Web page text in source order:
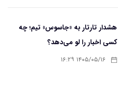
هشدار تارتار به «جاسوس» تیم؛ چه
کسی اخبار را لو می‌دهد؟
۱۴۰۵/۰۵/۱۶ ۱۶:۲۹